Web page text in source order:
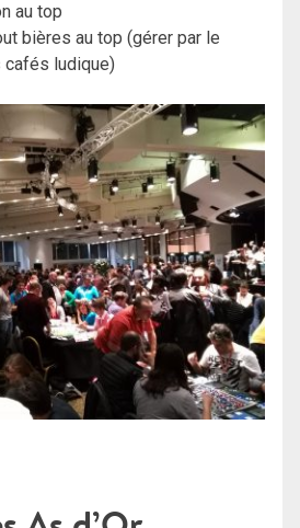
au top
bières au top (gérer par le
cafés ludique)